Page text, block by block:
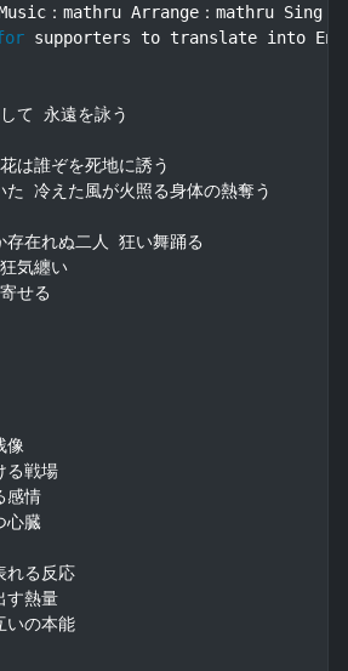
：mathru Arrange：mathru Sing：
supporters to translate into
て 永遠を詠う
は誰ぞを死地に誘う
た 冷えた風が火照る身体の熱奪う
存在れぬ二人 狂い舞踊る
気纏い
せる
像
る戦場
感情
心臓
れる反応
す熱量
いの本能